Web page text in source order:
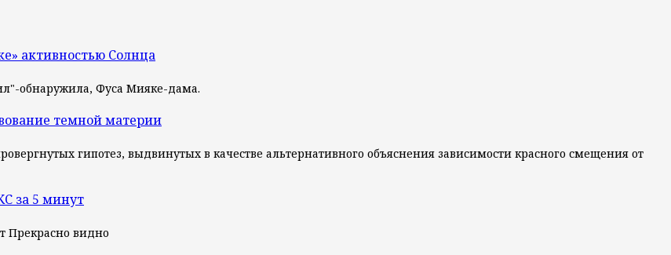
активностью Солнца
обнаружила, Фуса Мияке-дама.
темной материи
гипотез, выдвинутых в качестве альтернативного объяснения зависимости красного смещения от
за 5 минут
Прекрасно видно